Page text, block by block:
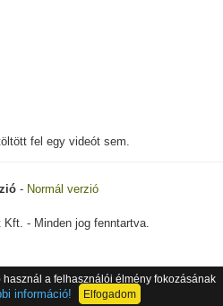
fel egy videót sem.
- Normál verzió
- Minden jog fenntartva.
a felhasználói élmény fokozásának
információ! Elfogadom